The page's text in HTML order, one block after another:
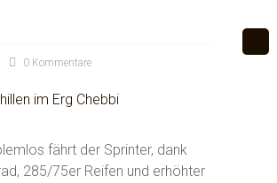
0 Kommentare
fährt der Sprinter, dank
285/75er Reifen und erhöhter